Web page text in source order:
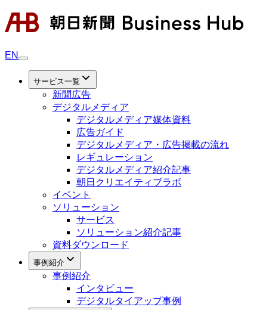
EN
サービス一覧
新聞広告
デジタルメディア
デジタルメディア媒体資料
広告ガイド
デジタルメディア・広告掲載の流れ
レギュレーション
デジタルメディア紹介記事
朝日クリエイティブラボ
イベント
ソリューション
サービス
ソリューション紹介記事
資料ダウンロード
事例紹介
事例紹介
インタビュー
デジタルタイアップ事例